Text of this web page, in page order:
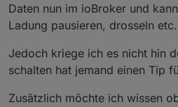
Eintrag gesetzt
Daten nun im ioBroker und
Ladung pausieren, drosseln etc.
Jedoch kriege ich es nicht hin
schalten hat jemand einen Tip
Zusätzlich möchte ich wissen